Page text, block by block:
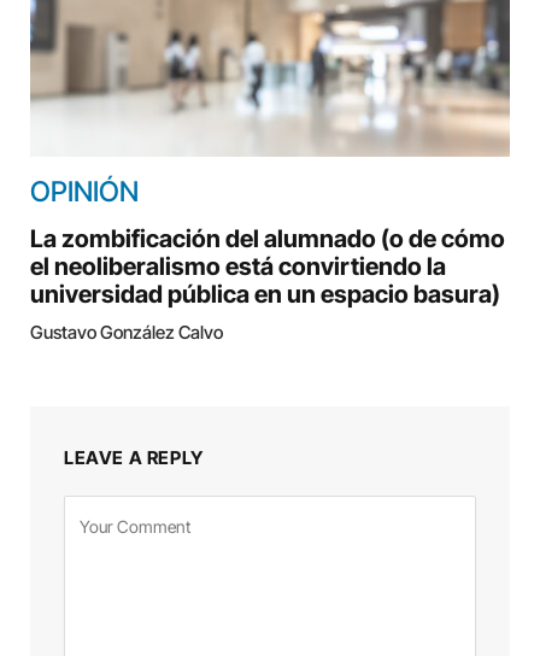
OPINIÓN
La zombificación del alumnado (o de cómo
el neoliberalismo está convirtiendo la
universidad pública en un espacio basura)
Gustavo González Calvo
LEAVE A REPLY